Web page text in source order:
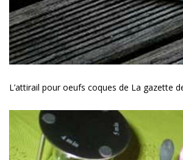
L’attirail pour oeufs coques de La gazette